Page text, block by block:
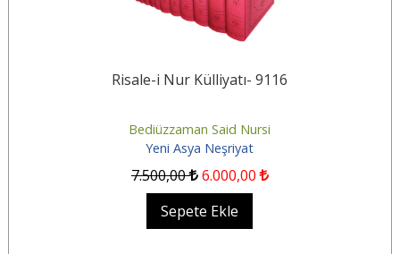
Risale-i Nur Külliyatı- 9116
Bediüzzaman Said Nursi
Yeni Asya Neşriyat
7.500,00 6.000,00
Sepete Ekle